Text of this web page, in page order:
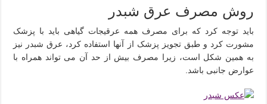
روش مصرف عرق شبدر
باید توجه کرد که برای مصرف همه عرقیجات گیاهی باید با پزشک
مشورت کرد و طبق تجویز پزشک از آنها استفاده کرد، عرق شبدر نیز
به همین شکل است، زیرا مصرف بیش از حد آن می تواند همراه با
عوارض جانبی باشد.